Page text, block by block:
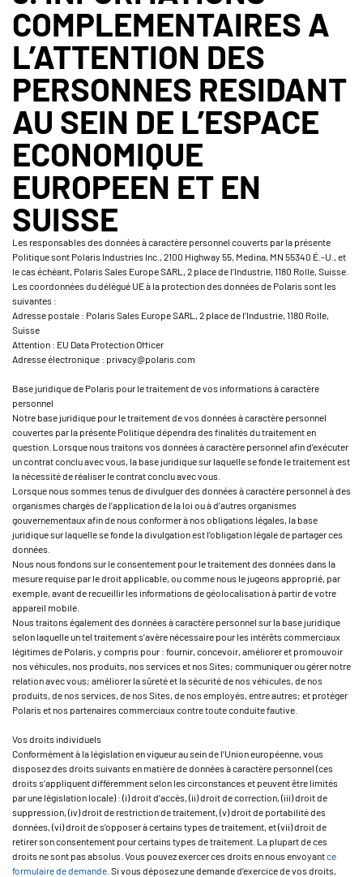
COMPLEMENTAIRES A
L’ATTENTION DES
PERSONNES RESIDANT
AU SEIN DE L’ESPACE
ECONOMIQUE
EUROPEEN ET EN
SUISSE
Les responsables des données à caractère personnel couverts par la présente
Politique sont Polaris Industries Inc., 2100 Highway 55, Medina, MN 55340 É.-U., et
le cas échéant, Polaris Sales Europe SARL, 2 place de l’Industrie, 1180 Rolle, Suisse.
Les coordonnées du délégué UE à la protection des données de Polaris sont les
suivantes :
Adresse postale : Polaris Sales Europe SARL, 2 place de l’Industrie, 1180 Rolle,
Suisse
Attention : EU Data Protection Officer
Adresse électronique : privacy@polaris.com
Base juridique de Polaris pour le traitement de vos informations à caractère
personnel
Notre base juridique pour le traitement de vos données à caractère personnel
couvertes par la présente Politique dépendra des finalités du traitement en
question. Lorsque nous traitons vos données à caractère personnel afin d’exécuter
un contrat conclu avec vous, la base juridique sur laquelle se fonde le traitement est
la nécessité de réaliser le contrat conclu avec vous.
Lorsque nous sommes tenus de divulguer des données à caractère personnel à des
organismes chargés de l’application de la loi ou à d’autres organismes
gouvernementaux afin de nous conformer à nos obligations légales, la base
juridique sur laquelle se fonde la divulgation est l’obligation légale de partager ces
données.
Nous nous fondons sur le consentement pour le traitement des données dans la
mesure requise par le droit applicable, ou comme nous le jugeons approprié, par
exemple, avant de recueillir les informations de géolocalisation à partir de votre
appareil mobile.
Nous traitons également des données à caractère personnel sur la base juridique
selon laquelle un tel traitement s’avère nécessaire pour les intérêts commerciaux
légitimes de Polaris, y compris pour : fournir, concevoir, améliorer et promouvoir
nos véhicules, nos produits, nos services et nos Sites; communiquer ou gérer notre
relation avec vous; améliorer la sûreté et la sécurité de nos véhicules, de nos
produits, de nos services, de nos Sites, de nos employés, entre autres; et protéger
Polaris et nos partenaires commerciaux contre toute conduite fautive.
Vos droits individuels
Conformément à la législation en vigueur au sein de l’Union européenne, vous
disposez des droits suivants en matière de données à caractère personnel (ces
droits s’appliquent différemment selon les circonstances et peuvent être limités
par une législation locale) : (i) droit d’accès, (ii) droit de correction, (iii) droit de
suppression, (iv) droit de restriction de traitement, (v) droit de portabilité des
données, (vi) droit de s’opposer à certains types de traitement, et (vii) droit de
retirer son consentement pour certains types de traitement. La plupart de ces
droits ne sont pas absolus. Vous pouvez exercer ces droits en nous envoyantce
formulaire de demande . Si vous déposez une demande d’exercice de vos droits,